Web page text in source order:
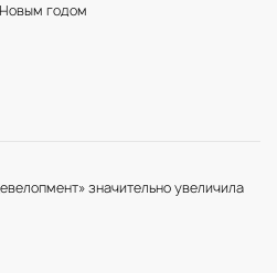
годом
значительно увеличила